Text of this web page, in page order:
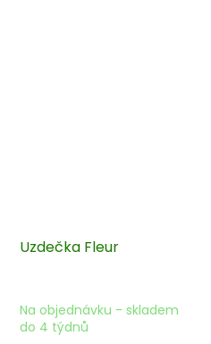
Uzdečka Fleur
Na objednávku - skladem
do 4 týdnů